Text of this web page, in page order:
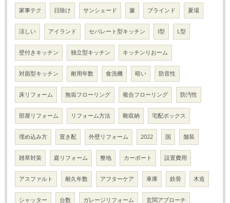
家事テク 日除け サンシェード 簾 ブラインド 夏場
涼しい アイランド セパレート型キッチン I型 L型
壁付きキッチン 独立型キッチン キッチンりおーム
対面型キッチン 耐用年数 食洗機 暗い 防音性
床リフォーム 無垢フローリング 複合フローリング 防汚性
部屋リフォーム リフォーム方法 靴収納 宅配ボックス
埋め込み方 置き配 外壁リフォーム 2022 国 舗装
雑草対策 庭リフォーム 整地 カーポート 設置費用
アスファルト 耐久年数 アフターケア 車庫 鉄骨 木造
シャッター 台数 ガレージリフォーム 玄関アプローチ